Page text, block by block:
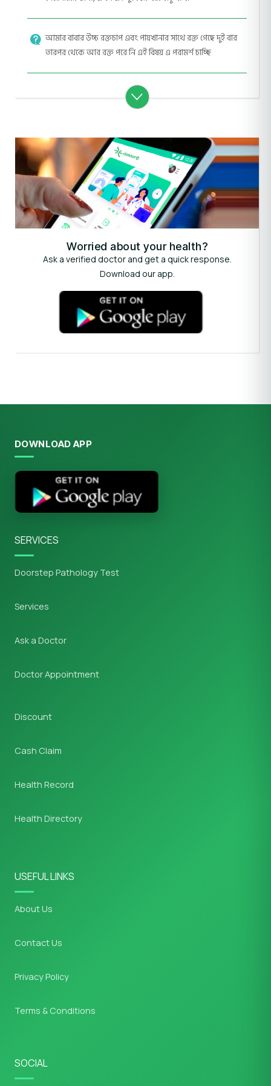
আমার বাবার উচ্চ রক্তচাপ এবং পায়খানার সাথে রক্ত গেছে দুই বার
তারপর থেকে আর রক্ত পরে নি এই বিষয় এ পরামর্শ চাচ্ছি
Worried about your health?
Ask a verified doctor and get a quick response.
Download our app.
DOWNLOAD APP
SERVICES
Doorstep Pathology Test
Services
Ask a Doctor
Doctor Appointment
Discount
Cash Claim
Health Record
Health Directory
USEFUL LINKS
About Us
Contact Us
Privacy Policy
Terms & Conditions
SOCIAL